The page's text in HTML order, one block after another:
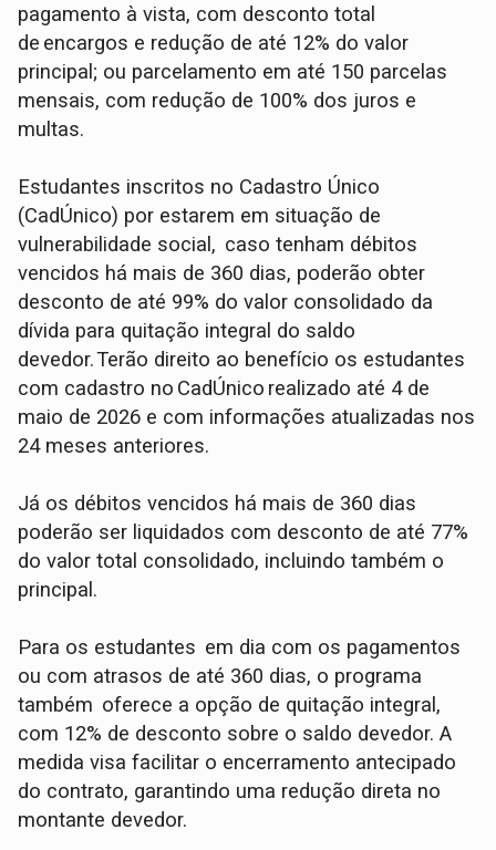
pagamento à vista, com desconto total
de encargos e redução de até 12% do valor
principal; ou parcelamento em até 150 parcelas
mensais, com redução de 100% dos juros e
multas.
Estudantes inscritos no Cadastro Único
(CadÚnico) por estarem em situação de
vulnerabilidade social, caso tenham débitos
vencidos há mais de 360 dias, poderão obter
desconto de até 99% do valor consolidado da
dívida para quitação integral do saldo
devedor. Terão direito ao benefício os estudantes
com cadastro no CadÚnico realizado até 4 de
maio de 2026 e com informações atualizadas nos
24 meses anteriores.
Já os débitos vencidos há mais de 360 dias
poderão ser liquidados com desconto de até 77%
do valor total consolidado, incluindo também o
principal.
Para os estudantes em dia com os pagamentos
ou com atrasos de até 360 dias, o programa
também oferece a opção de quitação integral,
com 12% de desconto sobre o saldo devedor. A
medida visa facilitar o encerramento antecipado
do contrato, garantindo uma redução direta no
montante devedor.